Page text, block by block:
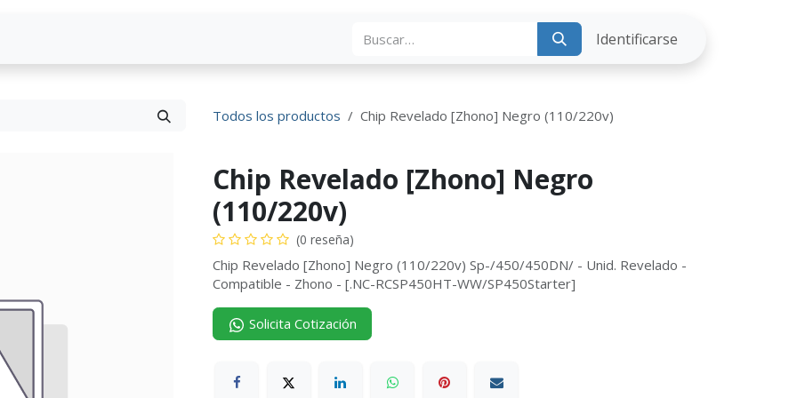
Convocatoria Identificarse
Todos los productos Chip Revelado [Zhono] Negro (110/220v)
Chip Revelado [Zhono] Negro
(110/220v)
(0 reseña)
Chip Revelado [Zhono] Negro (110/220v) Sp-/450/450DN/ - Unid. Revelado -
Compatible - Zhono - [.NC-RCSP450HT-WW/SP450Starter]
Solicita Cotización